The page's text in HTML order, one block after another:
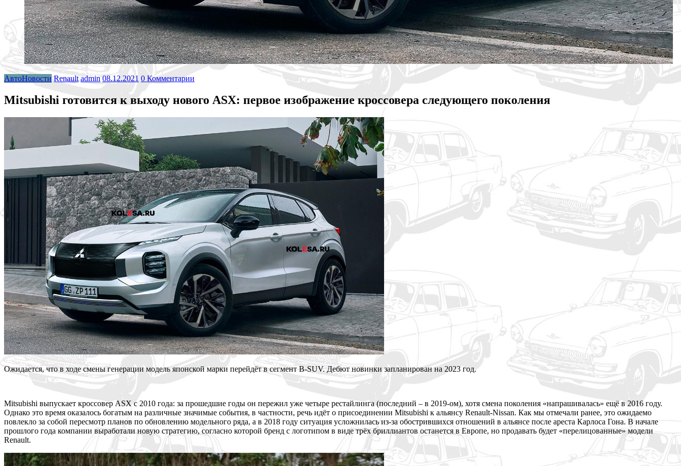
АвтоНовости Renault admin 08.12.2021 0 Комментарии
Mitsubishi готовится к выходу нового ASX: первое изображение кроссовера следующего поколения
Ожидается, что в ходе смены генерации модель японской марки перейдёт в сегмент B-SUV. Дебют новинки запланирован на 2023 год.
Mitsubishi выпускает кроссовер ASX с 2010 года: за прошедшие годы он пережил уже четыре рестайлинга (последний – в 2019-ом), хотя смена поколения «напрашивалась» ещё в 2016 году.
Однако это время оказалось богатым на различные значимые события, в частности, речь идёт о присоединении Mitsubishi к альянсу Renault-Nissan. Как мы отмечали ранее, это ожидаемо
повлекло за собой пересмотр планов по обновлению модельного ряда, а в 2018 году ситуация усложнилась из-за обострившихся отношений в альянсе после ареста Карлоса Гона. В начале
прошлого года компании выработали новую стратегию, согласно которой бренд с логотипом в виде трёх бриллиантов останется в Европе, но продавать будет «перелицованные» модели
Renault.